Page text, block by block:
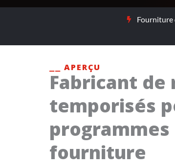
Fourniture
⎯⎯ APERÇU
Fabricant de
temporisés
programmes
fourniture